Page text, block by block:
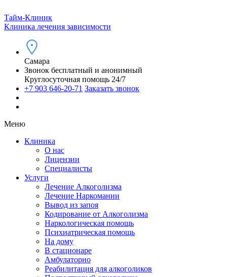
Тайм-Клиник
Клиника лечения зависимости
Самара
Звонок бесплатный и анонимный
Круглосуточная помощь 24/7
+7 903 646-20-71 Заказать звонок
Меню
Клиника
О нас
Лицензии
Специалисты
Услуги
Лечение Алкоголизма
Лечение Наркомании
Вывод из запоя
Кодирование от Алкоголизма
Наркологическая помощь
Психиатрическая помощь
На дому
В стационаре
Амбулаторно
Реабилитация для алкоголиков